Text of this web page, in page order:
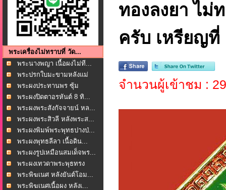
พระเครื่องไม่ทราบที่ วัด...
พระนางพญา เนื้อผงไม่ที...
พระปรกใบมะขามหลังแม่
นา... พระผงประทานพร ซุ้ม
เสมา...พระผงปิดตาอรหันต์ 8 ทิ...
พระผงพระสังกัจจายน์ หล...
พระผงพระสิวลี หลังพระส...
พระผงพิมพ์พระพุทธปางป่...
พระผงพุทธลีลา เนื้อดิน...
พระผงรูปเหมือนสมเด็จพร...
พระผงเทวดาพระพุธทรง
ช้า... พระพิฆเนศ หลังยันต์โอม...
พระพิฆเนศเนื้อผง หลังเ...
ทองลงยา ไม่
ครับ เหรียญที่
จำนวนผู้เข้าชม :